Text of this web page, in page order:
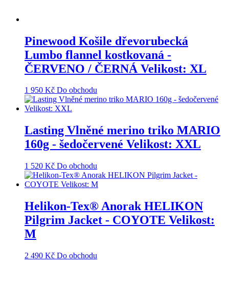
Pinewood Košile dřevorubecká
Lumbo flannel kostkovaná -
ČERVENO / ČERNÁ Velikost: XL
1 950 Kč Do obchodu
Lasting Vlněné merino triko MARIO
160g - šedočervené Velikost: XXL
1 520 Kč Do obchodu
Helikon-Tex® Anorak HELIKON
Pilgrim Jacket - COYOTE Velikost:
M
2 490 Kč Do obchodu